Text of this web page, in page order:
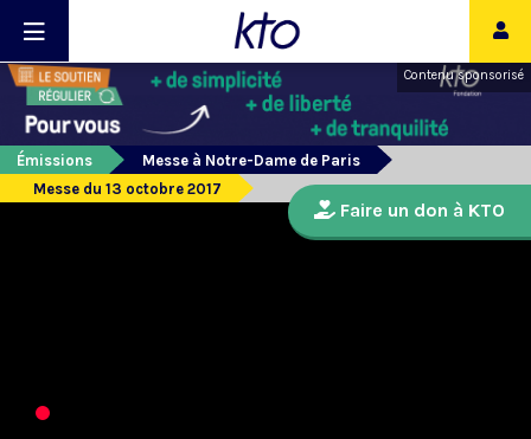
Contenu sponsorisé
Émissions
Messe à Notre-Dame de Paris
Messe du 13 octobre 2017
Faire un don à KTO